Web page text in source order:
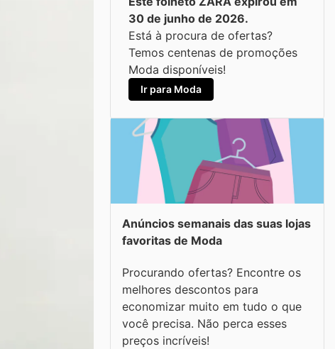
30 de junho de 2026.
Está à procura de ofertas?
Temos centenas de promoções
Moda disponíveis!
Ir para Moda
Anúncios semanais das suas lojas
favoritas de Moda
Procurando ofertas? Encontre os
melhores descontos para
economizar muito em tudo o que
você precisa. Não perca esses
preços incríveis!